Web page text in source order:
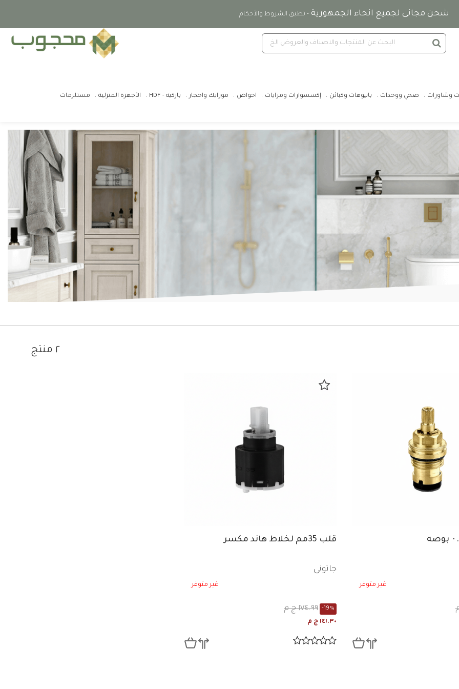
شحن مجانى لجميع انحاء الجمهورية - تطبق الشروط والأحكام
وشاورات صحي ووحدات بانيوهات وكبائن إكسسوارات ومرايات احواض موزايك واحجار باركيه - HDF الأجهزة المنزلية مستلزمات
٢ منتج
غير متوفر
قلب 35مم لخلاط هاند مكسر
جاتوني
غير متوفر
١٧٤.٩٩ ج م -19%
١٤١.٣٠ ج م